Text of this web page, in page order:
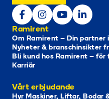
Ramirent
Om Ramirent – Din partner
Nyheter & branschinsikter
Bli kund hos Ramirent –
Karriär
Vårt erbjudande
Hyr Maskiner, Liftar, Bodar